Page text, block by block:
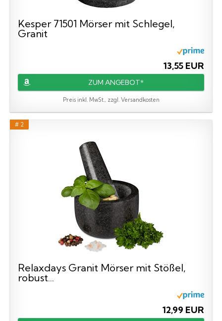
Kesper 71501 Mörser mit Schlegel,
Granit
13,55 EUR
ZUM ANGEBOT*
Preis inkl. MwSt., zzgl. Versandkosten
# 2
Relaxdays Granit Mörser mit Stößel,
robust...
12,99 EUR